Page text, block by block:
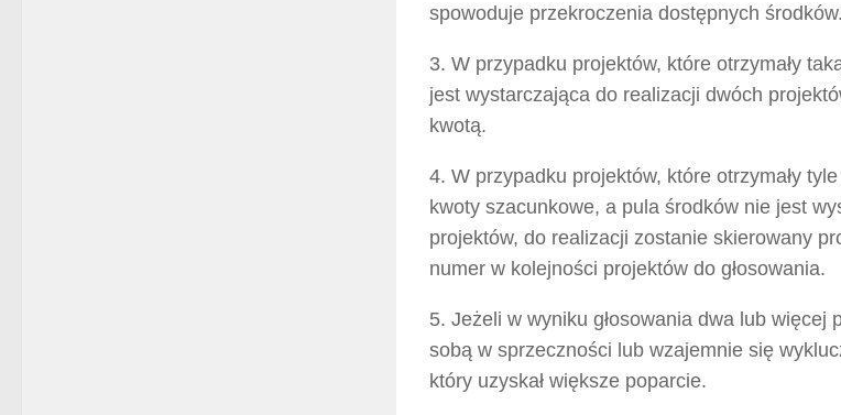
spowoduje przekroczenia dostępnych środków.
3. W przypadku projektów, które otrzymały
jest wystarczająca do realizacji dwóch
kwotą.
4. W przypadku projektów, które otrzymały
kwoty szacunkowe, a pula środków nie jest
projektów, do realizacji zostanie skierowany
numer w kolejności projektów do głosowania.
5. Jeżeli w wyniku głosowania dwa lub więcej
sobą w sprzeczności lub wzajemnie się
który uzyskał większe poparcie.